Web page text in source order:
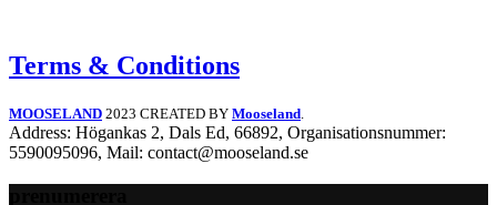
Terms & Conditions
MOOSELAND 2023 CREATED BY Mooseland.
Address: Högankas 2, Dals Ed, 66892, Organisationsnummer:
5590095096, Mail: contact@mooseland.se